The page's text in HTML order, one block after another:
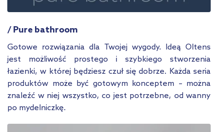
/ Pure bathroom
Gotowe rozwiązania dla Twojej wygody. Ideą Oltens
jest możliwość prostego i szybkiego stworzenia
łazienki, w której będziesz czuł się dobrze. Każda seria
produktów może być gotowym konceptem – można
znaleźć w niej wszystko, co jest potrzebne, od wanny
po mydelniczkę.